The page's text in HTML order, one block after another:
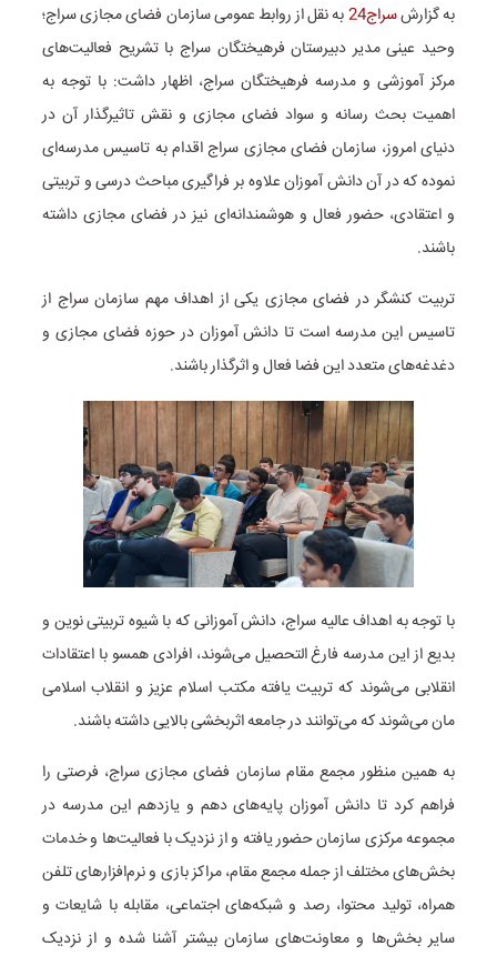
به گزارشسراج24
به نقل از روابط عمومی سازمان فضای مجازی سراج؛
وحید عینی مدیر دبیرستان فرهیختگان سراج با تشریح فعالیت‌های
مرکز آموزشی و مدرسه فرهیختگان سراج، اظهار داشت: با توجه به
اهمیت بحث رسانه و سواد فضای مجازی و نقش تاثیرگذار آن در
دنیای امروز، سازمان فضای مجازی سراج اقدام به تاسیس مدرسه‌ای
نموده که در آن دانش آموزان علاوه بر فراگیری مباحث درسی و تربیتی
و اعتقادی، حضور فعال و هوشمندانه‌ای نیز در فضای مجازی داشته
باشند.
تربیت کنشگر در فضای مجازی یکی از اهداف مهم سازمان سراج از
تاسیس این مدرسه است تا دانش آموزان در حوزه فضای مجازی و
دغدغه‌های متعدد این فضا فعال و اثرگذار باشند.
با توجه به اهداف عالیه سراج، دانش آموزانی که با شیوه تربیتی نوین و
بدیع از این مدرسه فارغ التحصیل می‌شوند، افرادی همسو با اعتقادات
انقلابی می‌شوند که تربیت یافته مکتب اسلام عزیز و انقلاب اسلامی
مان می‌شوند که می‌توانند در جامعه اثربخشی بالایی داشته باشند.
به همین منظور مجمع مقام سازمان فضای مجازی سراج، فرصتی را
فراهم کرد تا دانش آموزان پایه‌های دهم و یازدهم این مدرسه در
مجموعه مرکزی سازمان حضور یافته و از نزدیک با فعالیت‌ها و خدمات
بخش‌های مختلف از جمله مجمع مقام، مراکز بازی و نرم‌افزارهای تلفن
همراه، تولید محتوا، رصد و شبکه‌های اجتماعی، مقابله با شایعات و
سایر بخش‌ها و معاونت‌های سازمان بیشتر آشنا شده و از نزدیک